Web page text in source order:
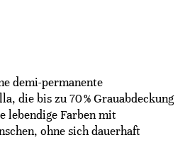
demi-permanente
die bis zu 70 % Grauabdeckung
lebendige Farben mit
ohne sich dauerhaft